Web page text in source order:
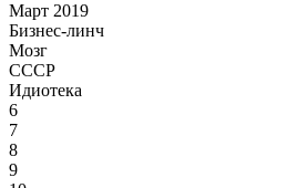
Март 2019
Бизнес-линч
Мозг
СССР
Идиотека
6
7
8
9